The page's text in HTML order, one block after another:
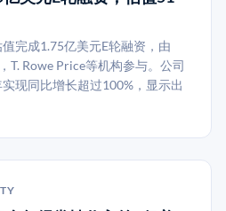
完成1.75亿美元E轮融资，由
T. Rowe Price等机构参与。公司
现同比增长超过100%，显示出